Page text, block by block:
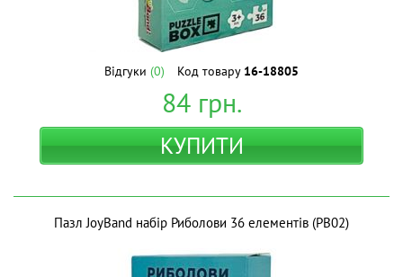
Відгуки (0) Код товару 16-18805
84грн.
КУПИТИ
Пазл JoyBand набір Риболови 36 елементів (PB02)